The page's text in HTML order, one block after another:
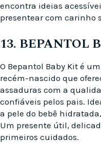
encontra ideias
presentear com carinho
13. BEPANTOL
O Bepantol Baby Kit é
recém-nascido que
assaduras com a
confiáveis pelos pais.
a pele do bebê
Um presente útil,
primeiros cuidados.